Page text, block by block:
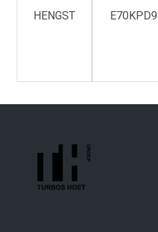
HENGST